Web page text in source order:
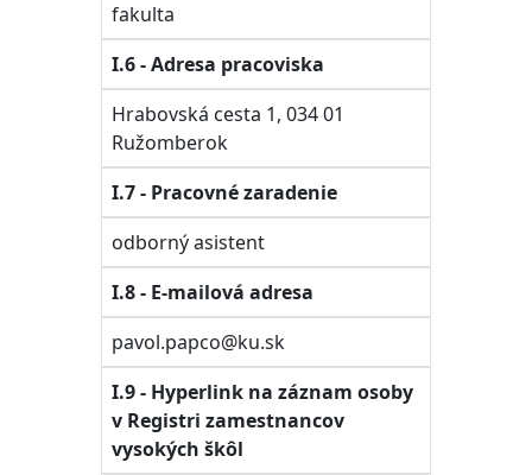
fakulta
I.6 - Adresa pracoviska
Hrabovská cesta 1, 034 01
Ružomberok
I.7 - Pracovné zaradenie
odborný asistent
I.8 - E-mailová adresa
pavol.papco@ku.sk
I.9 - Hyperlink na záznam osoby
v Registri zamestnancov
vysokých škôl